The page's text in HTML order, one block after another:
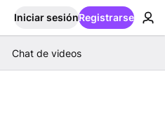
Iniciar sesiónRegistrarse
Chat de videos